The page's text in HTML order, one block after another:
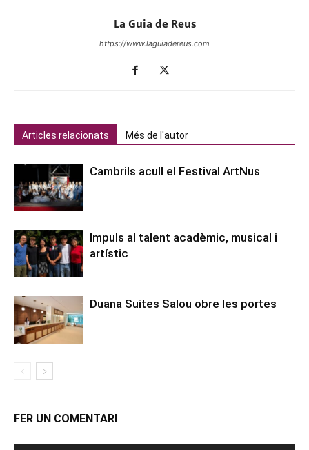
La Guia de Reus
https://www.laguiadereus.com
Articles relacionats Més de l'autor
Cambrils acull el Festival ArtNus
Impuls al talent acadèmic, musical i
artístic
Duana Suites Salou obre les portes
FER UN COMENTARI